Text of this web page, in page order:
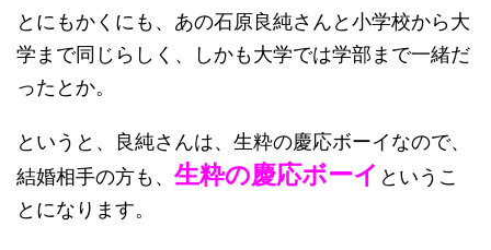
とにもかくにも、あの石原良純さんと小学校から大
学まで同じらしく、しかも大学では学部まで一緒だ
ったとか。
というと、良純さんは、生粋の慶応ボーイなので、
結婚相手の方も、 生粋の慶応ボーイ というこ
とになります。